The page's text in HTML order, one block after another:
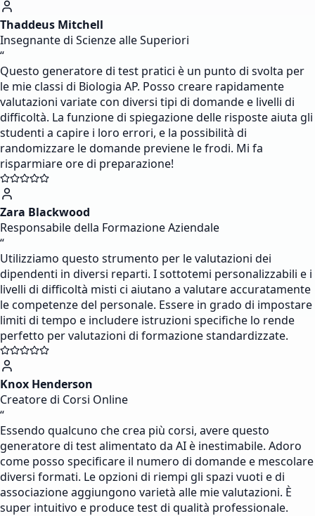
Thaddeus Mitchell
Insegnante di Scienze alle Superiori
“
Questo generatore di test pratici è un punto di svolta per
le mie classi di Biologia AP. Posso creare rapidamente
valutazioni variate con diversi tipi di domande e livelli di
difficoltà. La funzione di spiegazione delle risposte aiuta gli
studenti a capire i loro errori, e la possibilità di
randomizzare le domande previene le frodi. Mi fa
risparmiare ore di preparazione!
Zara Blackwood
Responsabile della Formazione Aziendale
“
Utilizziamo questo strumento per le valutazioni dei
dipendenti in diversi reparti. I sottotemi personalizzabili e i
livelli di difficoltà misti ci aiutano a valutare accuratamente
le competenze del personale. Essere in grado di impostare
limiti di tempo e includere istruzioni specifiche lo rende
perfetto per valutazioni di formazione standardizzate.
Knox Henderson
Creatore di Corsi Online
“
Essendo qualcuno che crea più corsi, avere questo
generatore di test alimentato da AI è inestimabile. Adoro
come posso specificare il numero di domande e mescolare
diversi formati. Le opzioni di riempi gli spazi vuoti e di
associazione aggiungono varietà alle mie valutazioni. È
super intuitivo e produce test di qualità professionale.